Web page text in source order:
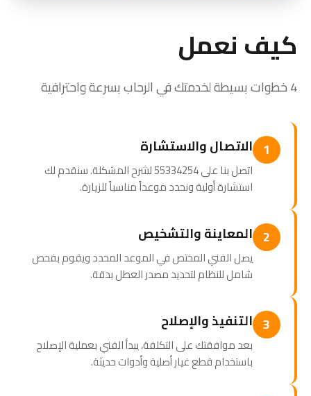
كيف نعمل
4 خطوات بسيطة لخدمتك في الرحاب بسرعة واحترافية
1 الاتصال والاستشارة
اتصل بنا على 55334254 لشرح المشكلة. سنقدم لك
استشارة أولية ونحدد موعداً مناسباً للزيارة.
2 المعاينة والتشخيص
يصل الفني المختص في الموعد المحدد ويقوم بفحص
شامل للنظام لتحديد مصدر العطل بدقة.
3 التنفيذ والإصلاح
بعد موافقتك على التكلفة، يبدأ الفني بعملية الإصلاح
باستخدام قطع غيار أصلية وأدوات حديثة.